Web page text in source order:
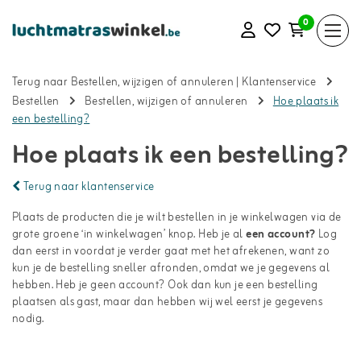
0
Terug naar Bestellen, wijzigen of annuleren | Klantenservice
Bestellen
Bestellen, wijzigen of annuleren
Hoe plaats ik
een bestelling?
Hoe plaats ik een bestelling?
Terug naar klantenservice
Plaats de producten die je wilt bestellen in je winkelwagen via de
grote groene ‘in winkelwagen’ knop. Heb je aleen account? Log
dan eerst in voordat je verder gaat met het afrekenen, want zo
kun je de bestelling sneller afronden, omdat we je gegevens al
hebben. Heb je geen account? Ook dan kun je een bestelling
plaatsen als gast, maar dan hebben wij wel eerst je gegevens
nodig.